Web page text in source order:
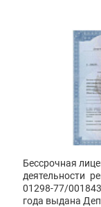
Бессрочная
деятельности
01298-77/
года выдана